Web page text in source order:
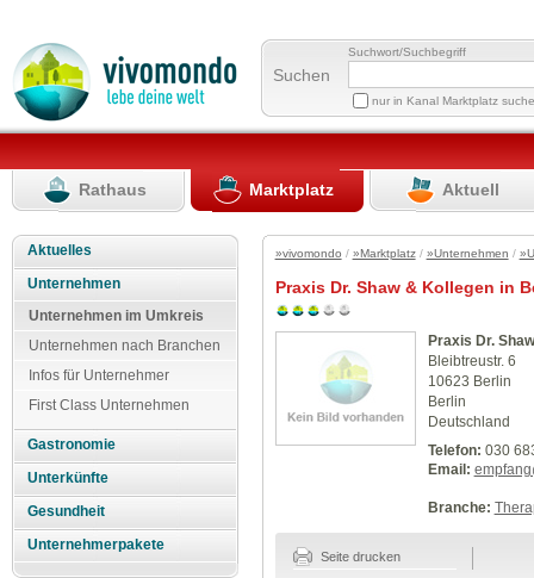
Suchen
Suchwort/Suchbegriff
nur in Kanal Marktplatz
Rathaus Marktplatz Aktuell
Aktuelles
Unternehmen
Unternehmen im Umkreis
Unternehmen nach Branchen
Infos für Unternehmer
First Class Unternehmen
Gastronomie
Unterkünfte
Gesundheit
Unternehmerpakete
»vivomondo / »Marktplatz/ »Unternehmen /
Praxis Dr. Shaw & Kollegen in
Praxis Dr.
Bleibtreustr. 6
10623 Berlin
Berlin
Deutschland
Telefon: 030
Email:
Branche:
Seite drucken